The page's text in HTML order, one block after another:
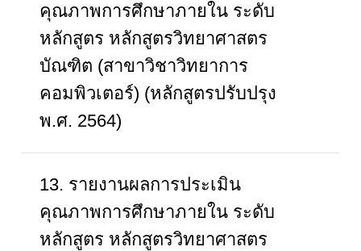
คุณภาพการศึกษาภายใน ระดับ
หลักสูตร หลักสูตรวิทยาศาสตร
บัณฑิต (สาขาวิชาวิทยาการ
คอมพิวเตอร์) (หลักสูตรปรับปรุง
พ.ศ. 2564)
13. รายงานผลการประเมิน
คุณภาพการศึกษาภายใน ระดับ
หลักสูตร หลักสูตรวิทยาศาสตร